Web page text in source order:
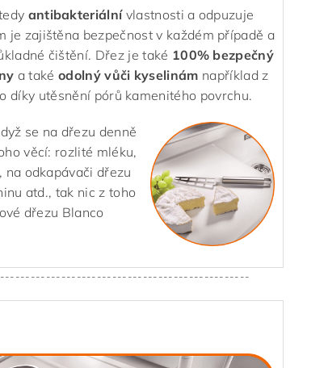
antibakteriálnívlastnosti a odpuzuje
je zajištěna bezpečnost v každém případě a
čištění. Dřez je také 100% bezpečný
a také odolný vůči kyselinám například z
díky utěsnění pórů kamenitého povrchu.
se na dřezu denně
věcí: rozlité mléku,
na odkapávači dřezu
atd., tak nic z toho
dřezu Blanco